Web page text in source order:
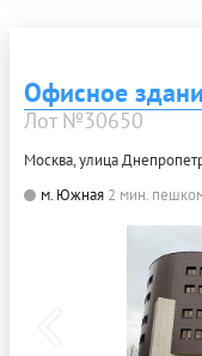
Офисное
Лот №30650
Москва, улица
м. Южная 2 мин.